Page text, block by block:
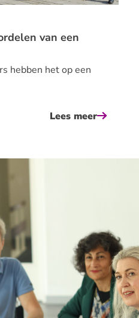
met
van een
hebben het op een
Lees meerover
een